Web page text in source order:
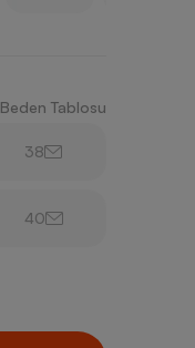
Beden Tablosu
38
40